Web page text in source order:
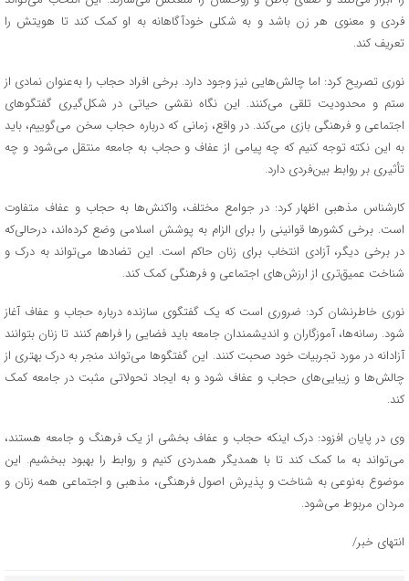
فردی و معنوی هر زن باشد و به شکلی خودآگاهانه به او کمک کند تا هویتش را
تعریف کند.
نوری تصریح کرد: اما چالش‌هایی نیز وجود دارد. برخی افراد حجاب را به‌عنوان نمادی از
ستم و محدودیت تلقی می‌کنند. این نگاه نقشی حیاتی در شکل‌گیری گفتگوهای
اجتماعی و فرهنگی بازی می‌کند. در واقع، زمانی که درباره حجاب سخن می‌گوییم، باید
به این نکته توجه کنیم که چه پیامی از عفاف و حجاب به جامعه منتقل می‌شود و چه
تأثیری بر روابط بین‌فردی دارد.
کارشناس مذهبی اظهار کرد: در جوامع مختلف، واکنش‌ها به حجاب و عفاف متفاوت
است. برخی کشورها قوانینی را برای الزام به پوشش اسلامی وضع کرده‌اند، درحالی‌که
در برخی دیگر، آزادی انتخاب برای زنان حاکم است. این تضادها می‌تواند به درک و
شناخت عمیق‌تری از ارزش‌های اجتماعی و فرهنگی کمک کند.
نوری خاطرنشان کرد: ضروری است که یک گفتگوی سازنده درباره حجاب و عفاف آغاز
شود. رسانه‌ها، آموزگاران و اندیشمندان جامعه باید فضایی را فراهم کنند تا زنان بتوانند
آزادانه در مورد تجربیات خود صحبت کنند. این گفتگوها می‌تواند منجر به درک بهتری از
چالش‌ها و زیبایی‌های حجاب و عفاف شود و به ایجاد تحولاتی مثبت در جامعه کمک
کند.
وی در پایان افزود: درک اینکه حجاب و عفاف بخشی از یک فرهنگ و جامعه هستند،
می‌تواند به ما کمک کند تا با همدیگر همدردی کنیم و روابط را بهبود ببخشیم. این
موضوع به‌نوعی به شناخت و پذیرش اصول فرهنگی، مذهبی و اجتماعی همه زنان و
مردان مربوط می‌شود.
انتهای خبر/